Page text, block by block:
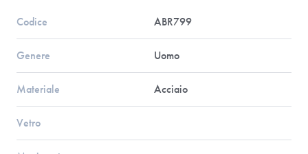
Codice ABR799
Genere Uomo
Materiale Acciaio
Vetro